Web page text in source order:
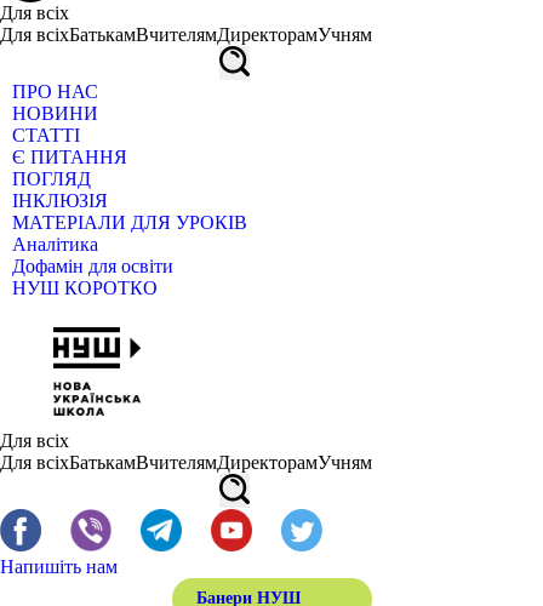
Для всіх
Для всіхБатькамВчителямДиректорамУчням
ПРО НАС
НОВИНИ
СТАТТІ
Є ПИТАННЯ
ПОГЛЯД
ІНКЛЮЗІЯ
МАТЕРІАЛИ ДЛЯ УРОКІВ
Аналітика
Дофамін для освіти
НУШ КОРОТКО
Для всіх
Для всіхБатькамВчителямДиректорамУчням
Напишіть нам
Банери НУШ